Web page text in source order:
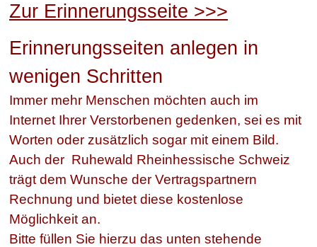
Zur Erinnerungsseite >>>
Erinnerungsseiten anlegen in
wenigen Schritten
Immer mehr Menschen möchten auch im
Internet Ihrer Verstorbenen gedenken, sei es mit
Worten oder zusätzlich sogar mit einem Bild.
Auch der Ruhewald Rheinhessische Schweiz
trägt dem Wunsche der Vertragspartnern
Rechnung und bietet diese kostenlose
Möglichkeit an.
Bitte füllen Sie hierzu das unten stehende